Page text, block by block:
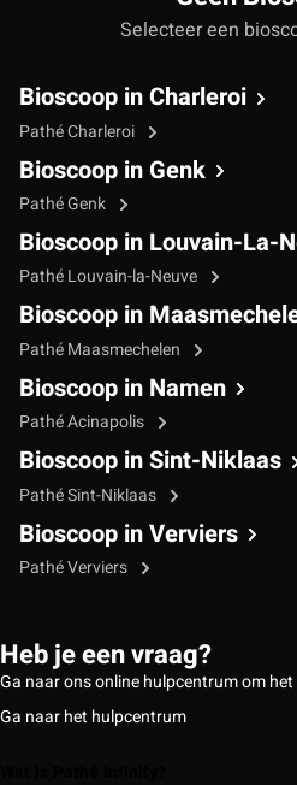
Selecteer een
Bioscoop in Charleroi
Pathé Charleroi
Bioscoop in Genk
Pathé Genk
Bioscoop in Louvain-La-
Pathé Louvain-la-Neuve
Bioscoop in
Pathé Maasmechelen
Bioscoop in Namen
Pathé Acinapolis
Bioscoop in Sint-Niklaas
Pathé Sint-Niklaas
Bioscoop in Verviers
Pathé Verviers
Heb je een vraag?
Ga naar ons online hulpcentrum om
Ga naar het hulpcentrum